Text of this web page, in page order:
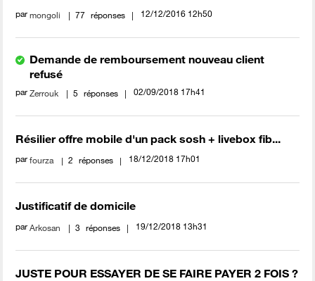
parmongoli 77 réponses ‎12/12/2016 12h50
Demande de remboursement nouveau client
refusé
parZerrouk 5 réponses ‎02/09/2018 17h41
Résilier offre mobile d'un pack sosh + livebox fib...
parfourza 2 réponses ‎18/12/2018 17h01
Justificatif de domicile
parArkosan 3 réponses ‎19/12/2018 13h31
JUSTE POUR ESSAYER DE SE FAIRE PAYER 2 FOIS ?